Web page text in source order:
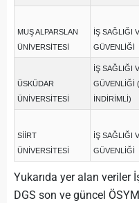
MUŞ ALPARSLAN
ÜNİVERSİTESİ
İŞ SAĞLIĞI
GÜVENLİĞİ
ÜSKÜDAR
ÜNİVERSİTESİ
İŞ SAĞLIĞI
GÜVENLİĞİ
İNDİRİMLİ)
SİİRT
ÜNİVERSİTESİ
İŞ SAĞLIĞI
GÜVENLİĞİ
Yukarıda yer alan veriler
DGS son ve güncel